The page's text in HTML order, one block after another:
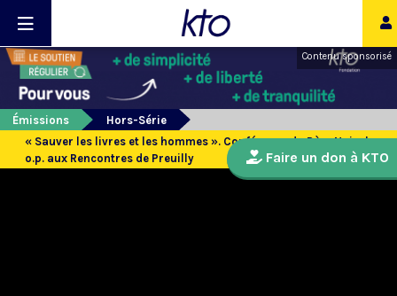
Contenu sponsorisé
Émissions
Hors-Série
« Sauver les livres et les hommes ». Conférence du Père Najeeb
o.p. aux Rencontres de Preuilly
Faire un don à KTO